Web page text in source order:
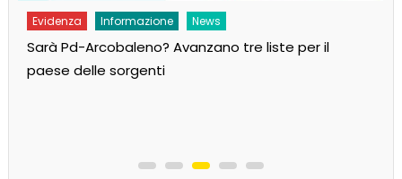
Evidenza Informazione News
Sarà Pd-Arcobaleno? Avanzano tre liste per il
paese delle sorgenti